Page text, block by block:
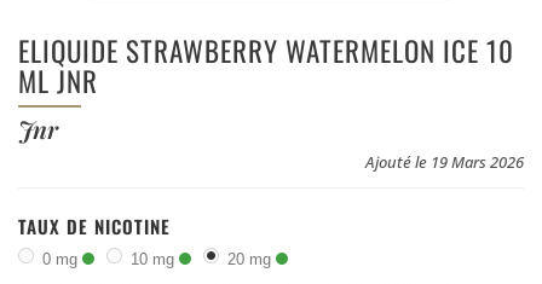
ELIQUIDE STRAWBERRY WATERMELON ICE 10
ML JNR
Jnr
Ajouté le 19 Mars 2026
TAUX DE NICOTINE
0 mg 10 mg 20 mg